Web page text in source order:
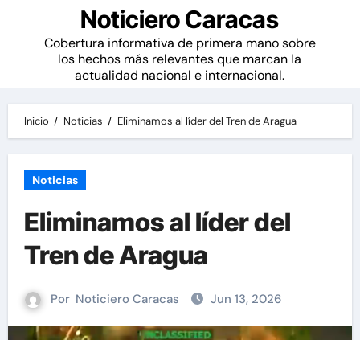
Noticiero Caracas
Cobertura informativa de primera mano sobre
los hechos más relevantes que marcan la
actualidad nacional e internacional.
Inicio Noticias Eliminamos al líder del Tren de Aragua
Noticias
Eliminamos al líder del
Tren de Aragua
Por Noticiero Caracas Jun 13, 2026